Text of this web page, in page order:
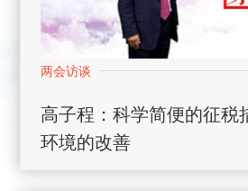
高子程：科学简便的征税
环境的改善